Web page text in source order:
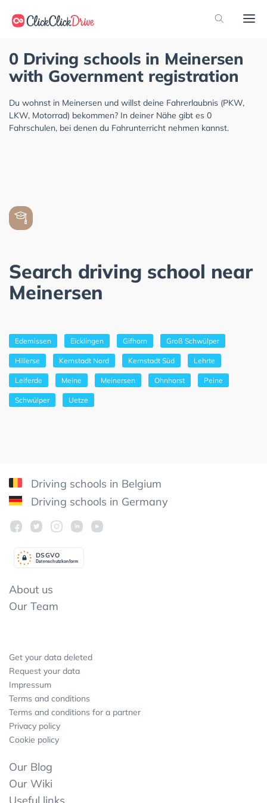
0 Driving schools in Meinersen
with Government registration
Du wohnst in Meinersen und willst deine Fahrerlaubnis (PKW,
LKW, Motorrad) bekommen? In deiner Nähe gibt es 0
Fahrschulen, bei denen du Fahrunterricht nehmen kannst.
Search driving school near
Meinersen
Edemissen Eicklingen Gifhorn Groß Schwülper
Hillerse Kernstadt Nord Kernstadt Süd Lehrte
Leiferde Meine Meinersen Ohnhorst Peine
Schwülper Uetze
Driving schools in Belgium
Driving schools in Germany
Datenschutzkonform
DSGVO
About us
Our Team
Get your data deleted
Request your data
Impressum
Terms and conditions
Terms and conditions for a partner
Privacy policy
Cookie policy
Our Blog
Our Wiki